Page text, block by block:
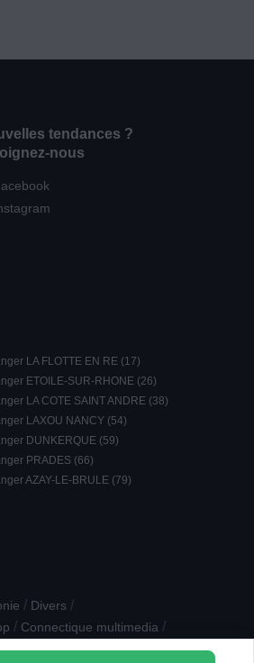
tendances ?
nous
LA FLOTTE EN RE (17)
ETOILE-SUR-RHONE (26)
LA COTE SAINT ANDRE (38)
LAXOU NANCY (54)
DUNKERQUE (59)
PRADES (66)
AZAY-LE-BRULE (79)
/ Divers /
/ Connectique multimedia /